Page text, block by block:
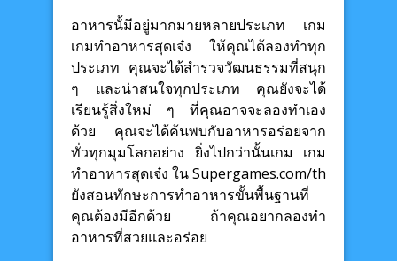
อาหารนั้มีอยู่มากมายหลายประเภท เกม
เกมทำอาหารสุดเจ๋ง ให้คุณได้ลองทำทุก
ประเภท คุณจะได้สำรวจวัฒนธรรมที่สนุก
ๆ และน่าสนใจทุกประเภท คุณยังจะได้
เรียนรู้สิ่งใหม่ ๆ ที่คุณอาจจะลองทำเอง
ด้วย คุณจะได้ค้นพบกับอาหารอร่อยจาก
ทั่วทุกมุมโลกอย่าง ยิ่งไปกว่านั้นเกม เกม
ทำอาหารสุดเจ๋ง ใน Supergames.com/th
ยังสอนทักษะการทำอาหารขั้นพื้นฐานที่
คุณต้องมีอีกด้วย ถ้าคุณอยากลองทำ
อาหารที่สวยและอร่อย